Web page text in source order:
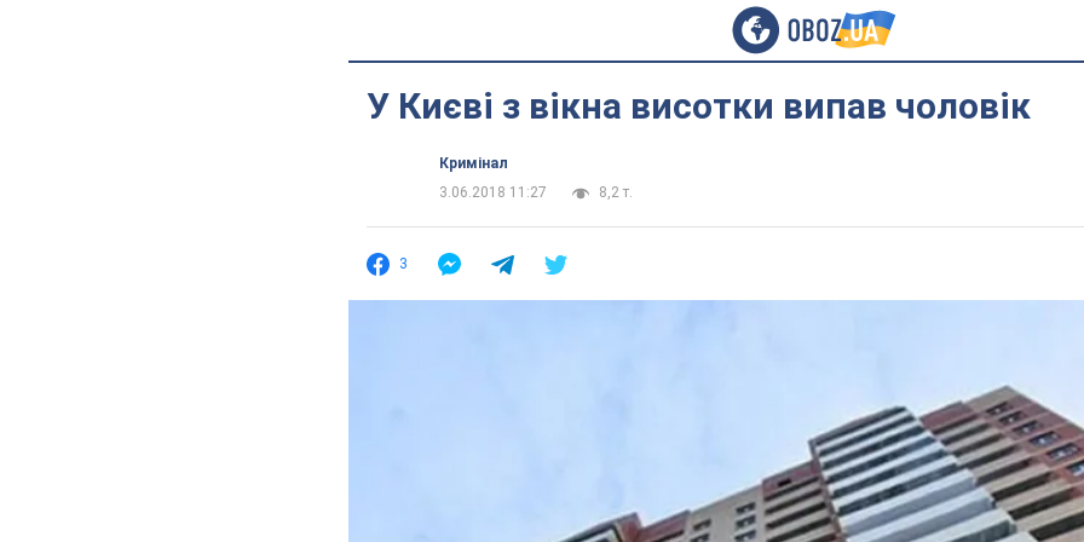
У Києві з вікна висотки випав чоловік
Кримінал
3.06.2018 11:27
8,2 т.
3